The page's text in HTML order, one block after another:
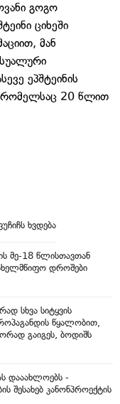
გოგო
ციხეში
მან
ეპშტეინის
რომელსაც 20 წლით
ხვდება
მე-18 წლისთავთან
დროშები
სხვა სიტყვის
წყალობით,
გაიგეს, ბოდიშს
დააახლოებს -
შესახებ კანონპროექტის